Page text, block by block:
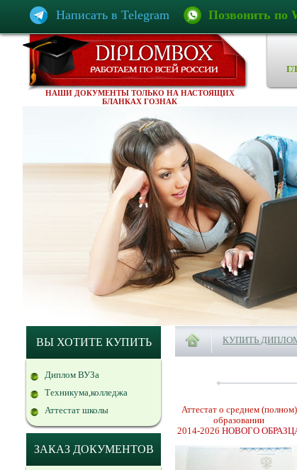
Написать в Telegram Позвонить по
НАШИ ДОКУМЕНТЫ ТОЛЬКО НА НАСТОЯЩИХ
БЛАНКАХ ГОЗНАК
ВЫ ХОТИТЕ КУПИТЬ
Диплом ВУЗа
Техникума,колледжа
Аттестат школы
ЗАКАЗ ДОКУМЕНТОВ
КУПИТЬ
Аттестат о среднем (полном)
образовании
2014-2026 НОВОГО